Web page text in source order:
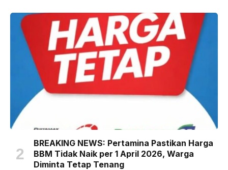
BREAKING NEWS: Pertamina Pastikan Harga
BBM Tidak Naik per 1 April 2026, Warga
Diminta Tetap Tenang